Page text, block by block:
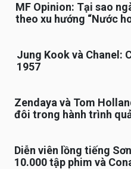
MF Opinion: Tại sao
theo xu hướng “Nước
Jung Kook và Chanel:
1957
Zendaya và Tom
đôi trong hành trình
Diễn viên lồng tiếng
10.000 tập phim và